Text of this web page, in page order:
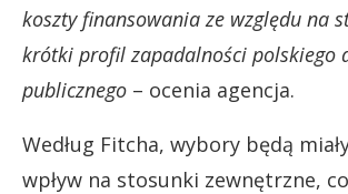
koszty finansowania ze względu na
krótki profil zapadalności polskiego
publicznego – ocenia agencja.
Według Fitcha, wybory będą
wpływ na stosunki zewnętrzne,